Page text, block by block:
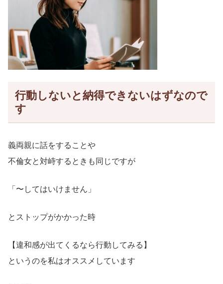
行動しないと納得できないはずなので
す
義両親に話をすることや
不倫女と対峙するときも同じですが
「〜してはいけません」
とストップがかかった時
【違和感が出てくるなら行動してみる】
というのを私はオススメしています